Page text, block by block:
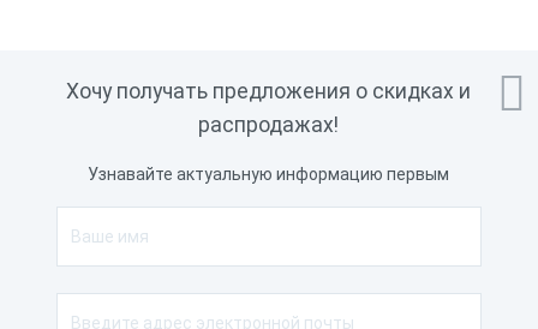

Хочу получать предложения о скидках и
распродажах!
Узнавайте актуальную информацию первым